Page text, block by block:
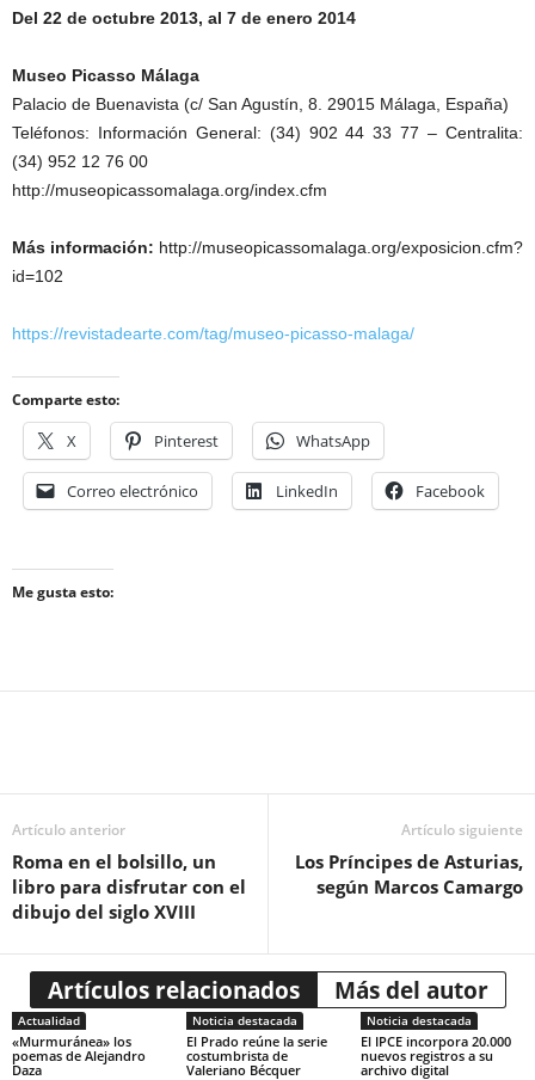
Del 22 de octubre 2013, al 7 de enero 2014
Museo Picasso Málaga
Palacio de Buenavista (c/ San Agustín, 8. 29015 Málaga, España)
Teléfonos: Información General: (34) 902 44 33 77 – Centralita:
(34) 952 12 76 00
http://museopicassomalaga.org/index.cfm
Más información: http://museopicassomalaga.org/exposicion.cfm?
id=102
https://revistadearte.com/tag/museo-picasso-malaga/
Comparte esto:
X Pinterest WhatsApp
Correo electrónico LinkedIn Facebook
Me gusta esto:
Artículo anterior
Roma en el bolsillo, un
libro para disfrutar con el
dibujo del siglo XVIII
Artículo siguiente
Los Príncipes de Asturias,
según Marcos Camargo
Artículos relacionados Más del autor
Actualidad
«Murmuránea» los
poemas de Alejandro
Daza
Noticia destacada
El Prado reúne la serie
costumbrista de
Valeriano Bécquer
Noticia destacada
El IPCE incorpora 20.000
nuevos registros a su
archivo digital